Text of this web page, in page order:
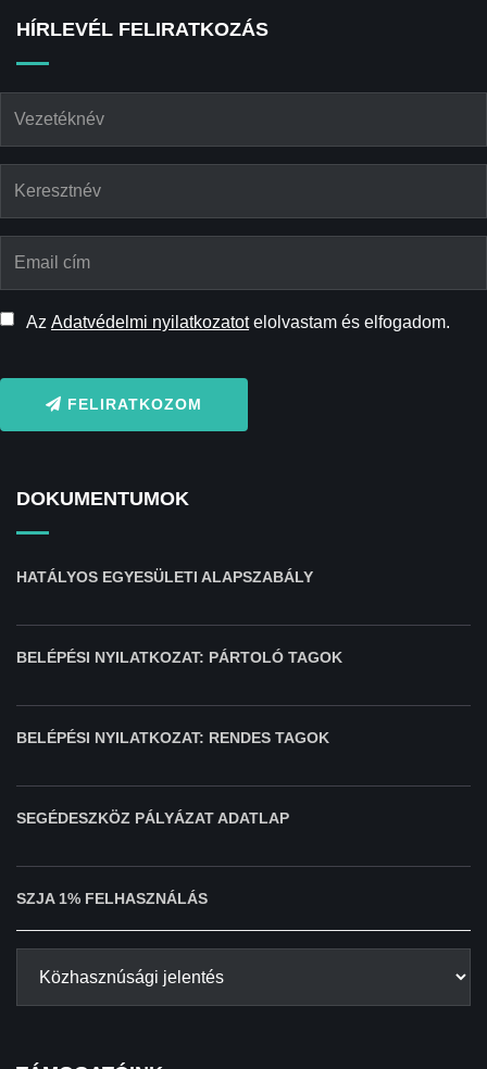
HÍRLEVÉL FELIRATKOZÁS
Az Adatvédelmi nyilatkozatotelolvastam és elfogadom.
FELIRATKOZOM
DOKUMENTUMOK
HATÁLYOS EGYESÜLETI ALAPSZABÁLY
BELÉPÉSI NYILATKOZAT: PÁRTOLÓ TAGOK
BELÉPÉSI NYILATKOZAT: RENDES TAGOK
SEGÉDESZKÖZ PÁLYÁZAT ADATLAP
SZJA 1% FELHASZNÁLÁS